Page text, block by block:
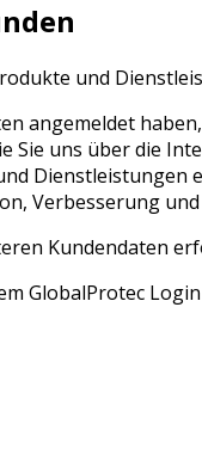
und
angemeldet
Sie uns über die
Verbesserung
Kundendaten
GlobalProtec